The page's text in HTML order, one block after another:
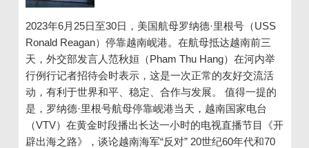
2023年6月25日至30日，美国航母罗纳德·里根号（USS
Ronald Reagan）停靠越南岘港。在航母抵达越南前三
天，外交部发言人范秋姮（Pham Thu Hang）在河内举
行例行记者招待会时表示，这是一次正常的友好交流活
动，有利于世界和平、稳定、合作与发展。 值得一提的
是，罗纳德·里根号航母停靠岘港当天，越南国家电台
（VTV）在黄金时段播出长达一小时的电视直播节目《开
辟出海之路》，谈论越南海军“反对” 20世纪60年代和70